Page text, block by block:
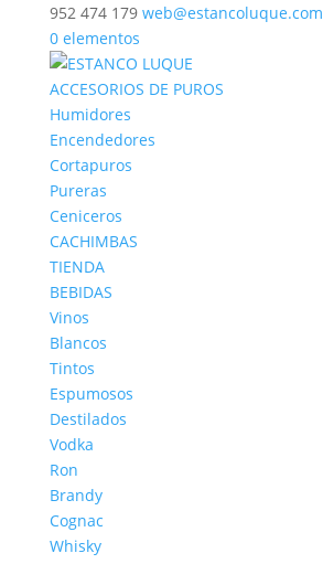
952 474 179 web@estancoluque.com
0 elementos
ACCESORIOS DE PUROS
Humidores
Encendedores
Cortapuros
Pureras
Ceniceros
CACHIMBAS
TIENDA
BEBIDAS
Vinos
Blancos
Tintos
Espumosos
Destilados
Vodka
Ron
Brandy
Cognac
Whisky